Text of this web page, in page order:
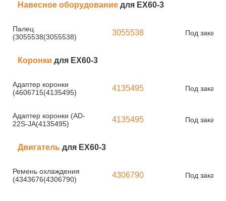
Навесное оборудование для EX60-3
Палец
(3055538(3055538)
3055538 Под заказ
Коронки для EX60-3
Адаптер коронки
(4606715(4135495)
4135495 Под заказ
Адаптер коронки (AD-
22S-JA(4135495)
4135495 Под заказ
Двигатель для EX60-3
Ремень охлаждения
(4343676(4306790)
4306790 Под заказ